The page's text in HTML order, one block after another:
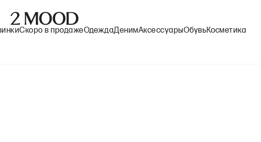
Скоро в продажеОдеждаДенимАксессуарыОбувьКосметика